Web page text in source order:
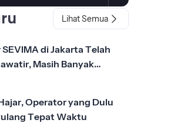
Lihat Semua
di Jakarta Telah
Masih Banyak
Operator yang Dulu
Tepat Waktu